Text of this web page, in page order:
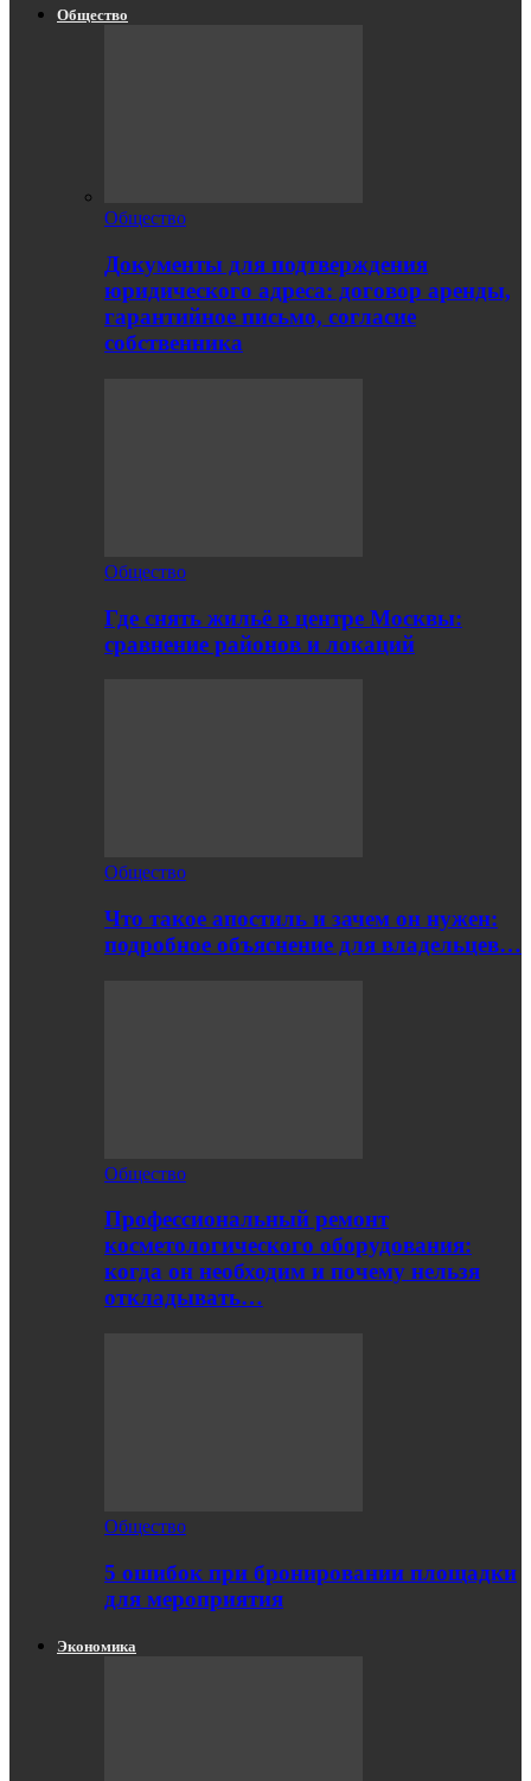
Общество
Общество
Документы для подтверждения
юридического адреса: договор аренды,
гарантийное письмо, согласие
собственника
Общество
Где снять жильё в центре Москвы:
сравнение районов и локаций
Общество
Что такое апостиль и зачем он нужен:
подробное объяснение для владельцев…
Общество
Профессиональный ремонт
косметологического оборудования:
когда он необходим и почему нельзя
откладывать…
Общество
5 ошибок при бронировании площадки
для мероприятия
Экономика